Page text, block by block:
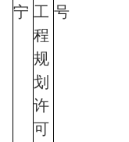
宁 工
程
规
划
许
可
号